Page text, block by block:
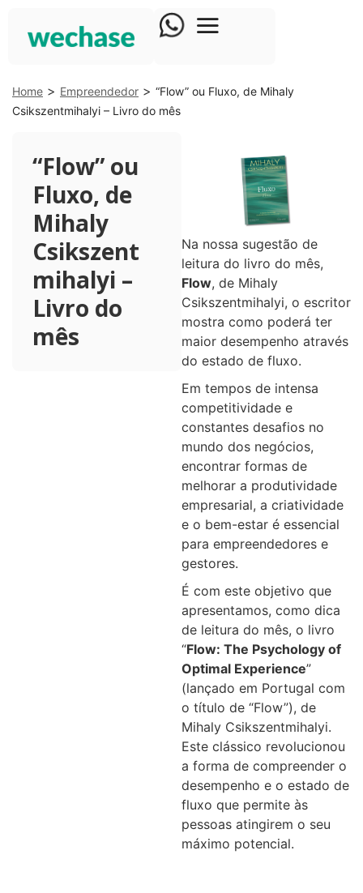
Home > Empreendedor > “Flow” ou Fluxo, de Mihaly
Csikszentmihalyi – Livro do mês
“Flow” ou
Fluxo, de
Mihaly
Csikszent
mihalyi –
Livro do
mês
Na nossa sugestão de
leitura do livro do mês,
Flow, de Mihaly
Csikszentmihalyi, o escritor
mostra como poderá ter
maior desempenho através
do estado de fluxo.
Em tempos de intensa
competitividade e
constantes desafios no
mundo dos negócios,
encontrar formas de
melhorar a produtividade
empresarial, a criatividade
e o bem-estar é essencial
para empreendedores e
gestores.
É com este objetivo que
apresentamos, como dica
de leitura do mês, o livro
“Flow: The Psychology of
Optimal Experience”
(lançado em Portugal com
o título de “Flow”), de
Mihaly Csikszentmihalyi.
Este clássico revolucionou
a forma de compreender o
desempenho e o estado de
fluxo que permite às
pessoas atingirem o seu
máximo potencial.